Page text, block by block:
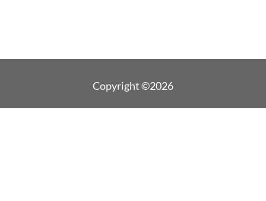
Copyright ©2026